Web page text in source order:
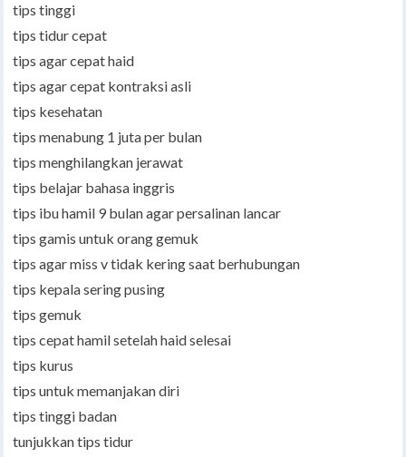
tips tinggi
tips tidur cepat
tips agar cepat haid
tips agar cepat kontraksi asli
tips kesehatan
tips menabung 1 juta per bulan
tips menghilangkan jerawat
tips belajar bahasa inggris
tips ibu hamil 9 bulan agar persalinan lancar
tips gamis untuk orang gemuk
tips agar miss v tidak kering saat berhubungan
tips kepala sering pusing
tips gemuk
tips cepat hamil setelah haid selesai
tips kurus
tips untuk memanjakan diri
tips tinggi badan
tunjukkan tips tidur